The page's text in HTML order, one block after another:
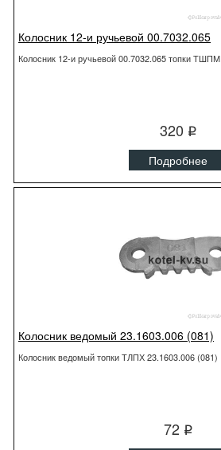
Колосник 12-и ручьевой 00.7032.065
Колосник 12-и ручьевой 00.7032.065 топки ТШПМ
320 q
Подробнее
Колосник ведомый 23.1603.006 (081)
Колосник ведомый топки ТЛПХ 23.1603.006 (081)
72 q